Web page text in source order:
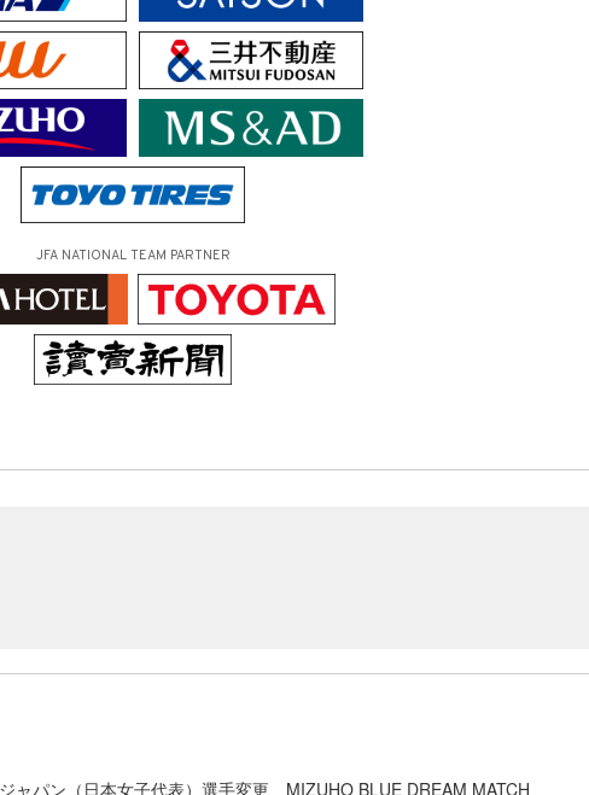
JFA NATIONAL TEAM PARTNER
ャパン（日本女子代表）選手変更 MIZUHO BLUE DREAM MATCH